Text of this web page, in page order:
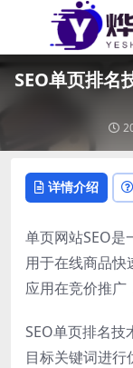
SEO单页排名
详情介绍
单页网站SEO是
用于在线商品快
应用在竞价推广
SEO单页排名
目标关键词进